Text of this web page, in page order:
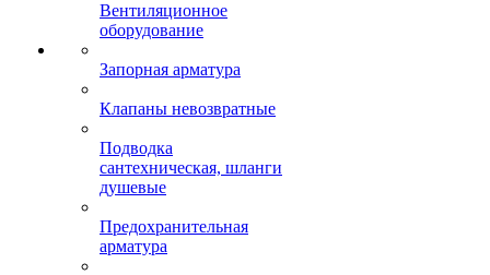
Вентиляционное
оборудование
Запорная арматура
Клапаны невозвратные
Подводка
сантехническая, шланги
душевые
Предохранительная
арматура